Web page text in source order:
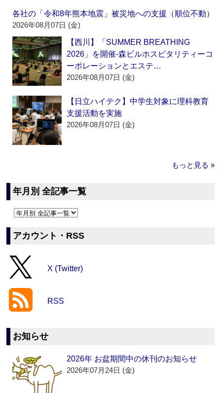
各社の「令和8年熊本地震」被災地への支援（順位不動）
2026年08月07日 (金)
【西川】「SUMMER BREATHING
2026」を開催‐森ビルホスピタリティーコ
ーポレーションとエステ…
2026年08月07日 (金)
【日立ハイテク】中学生対象に理科教育
支援活動を実施
2026年08月07日 (金)
もっと見る »
年月別 全記事一覧
アカウント・RSS
X (Twitter)
RSS
お知らせ
2026年 お盆期間中の休刊のお知らせ
2026年07月24日 (金)